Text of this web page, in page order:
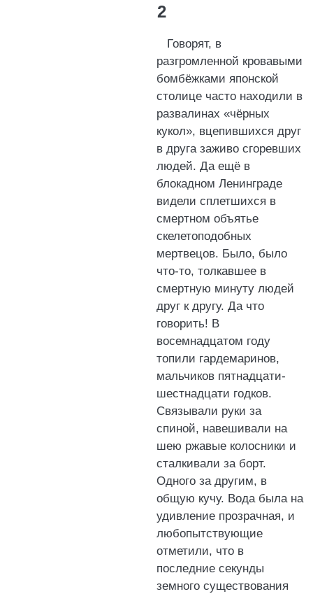
2
Говорят, в
разгромленной кровавыми
бомбёжками японской
столице часто находили в
развалинах «чёрных
кукол», вцепившихся друг
в друга заживо сгоревших
людей. Да ещё в
блокадном Ленинграде
видели сплетшихся в
смертном объятье
скелетоподобных
мертвецов. Было, было
что-то, толкавшее в
смертную минуту людей
друг к другу. Да что
говорить! В
восемнадцатом году
топили гардемаринов,
мальчиков пятнадцати-
шестнадцати годков.
Связывали руки за
спиной, навешивали на
шею ржавые колосники и
сталкивали за борт.
Одного за другим, в
общую кучу. Вода была на
удивление прозрачная, и
любопытствующие
отметили, что в
последние секунды
земного существования